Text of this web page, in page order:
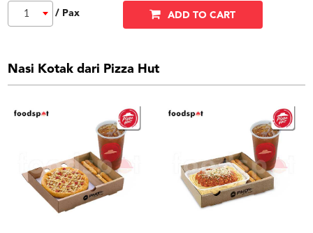
1 / Pax ADD TO CART
Nasi Kotak dari Pizza Hut